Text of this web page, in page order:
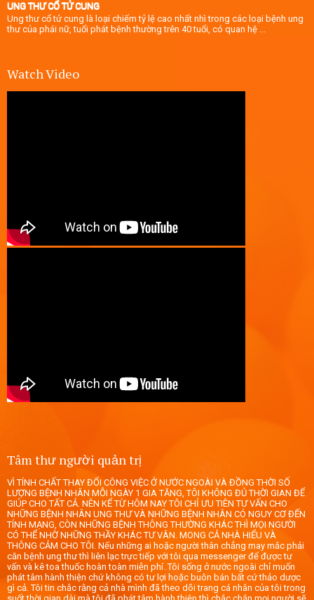
UNG THƯ CỔ TỬ CUNG
Ung thư cổ tử cung là loại chiếm tỷ lệ cao nhất nhì trong các loại bệnh ung
thư của phái nữ, tuổi phát bệnh thường trên 40 tuổi, có quan hệ ...
Watch Video
Tâm thư người quản trị
VÌ TÍNH CHẤT THAY ĐỔI CÔNG VIỆC Ở NƯỚC NGOÀI VÀ ĐỒNG THỜI SỐ
LƯỢNG BỆNH NHÂN MỖI NGÀY 1 GIA TĂNG, TÔI KHÔNG ĐỦ THỜI GIAN ĐỂ
GIÚP CHO TẤT CẢ. NÊN KỂ TỪ HÔM NAY TÔI CHỈ ƯU TIÊN TƯ VẤN CHO
NHỮNG BỆNH NHÂN UNG THƯ VÀ NHỮNG BỆNH NHÂN CÓ NGUY CƠ ĐẾN
TÍNH MẠNG, CÒN NHỮNG BỆNH THÔNG THƯỜNG KHÁC THÌ MỌI NGƯỜI
CÓ THỂ NHỜ NHỮNG THẦY KHÁC TƯ VÂN. MONG CẢ NHÀ HIỂU VÀ
THÔNG CẢM CHO TÔI. Nếu những ai hoặc người thân chẳng may mắc phải
căn bệnh ung thư thì liên lạc trực tiếp với tôi qua messenger để được tư
vấn và kê toa thuốc hoàn toàn miễn phí. Tôi sống ở nước ngoài chỉ muốn
phát tâm hành thiện chứ không có tư lợi hoặc buôn bán bất cứ thảo dược
gì cả. Tôi tin chắc rằng cả nhà mình đã theo dõi trang cá nhân của tôi trong